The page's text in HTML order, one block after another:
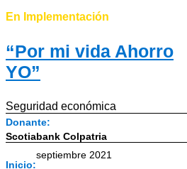
En Implementación
“Por mi vida Ahorro
YO”
Seguridad económica
Donante:
Scotiabank Colpatria
Inicio:
septiembre 2021